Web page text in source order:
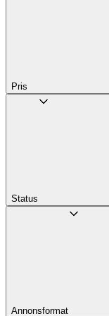
Pris
Status
Annons­format